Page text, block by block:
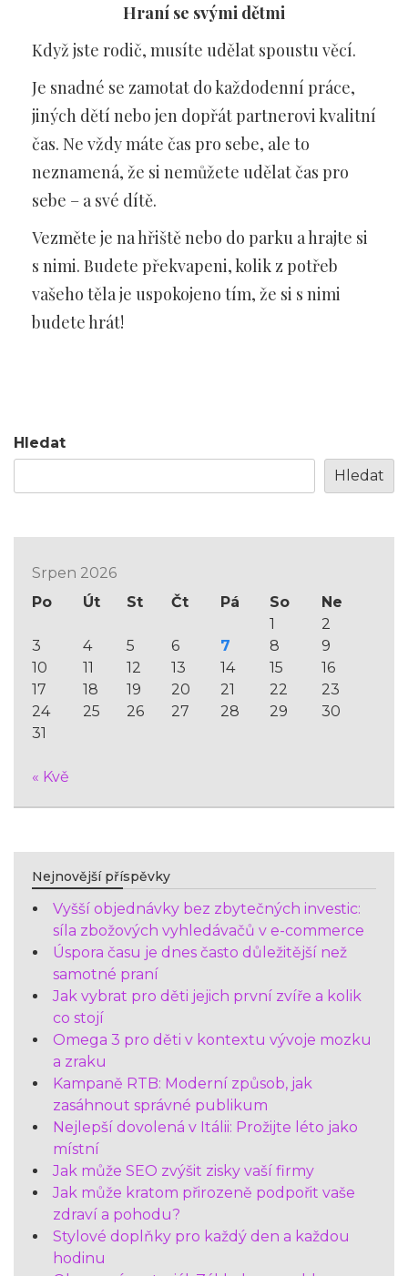
Hraní se svými dětmi
Když jste rodič, musíte udělat spoustu věcí.
Je snadné se zamotat do každodenní práce,
jiných dětí nebo jen dopřát partnerovi kvalitní
čas. Ne vždy máte čas pro sebe, ale to
neznamená, že si nemůžete udělat čas pro
sebe – a své dítě.
Vezměte je na hřiště nebo do parku a hrajte si
s nimi. Budete překvapeni, kolik z potřeb
vašeho těla je uspokojeno tím, že si s nimi
budete hrát!
Hledat
Hledat
Srpen 2026
Po
Út St Čt Pá So
Ne
1
2
3
4 5 6 7 8
9
10
11 12 13 14 15
16
17
18 19 20 21 22
23
24
25 26 27 28 29
30
31
« Kvě
Nejnovější příspěvky
Vyšší objednávky bez zbytečných investic:
síla zbožových vyhledávačů v e-commerce
Úspora času je dnes často důležitější než
samotné praní
Jak vybrat pro děti jejich první zvíře a kolik
co stojí
Omega 3 pro děti v kontextu vývoje mozku
a zraku
Kampaně RTB: Moderní způsob, jak
zasáhnout správné publikum
Nejlepší dovolená v Itálii: Prožijte léto jako
místní
Jak může SEO zvýšit zisky vaší firmy
Jak může kratom přirozeně podpořit vaše
zdraví a pohodu?
Stylové doplňky pro každý den a každou
hodinu